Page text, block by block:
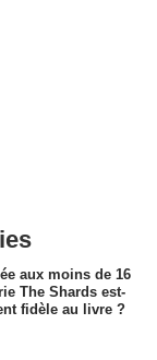
aux moins de 16
The Shards est-
fidèle au livre ?